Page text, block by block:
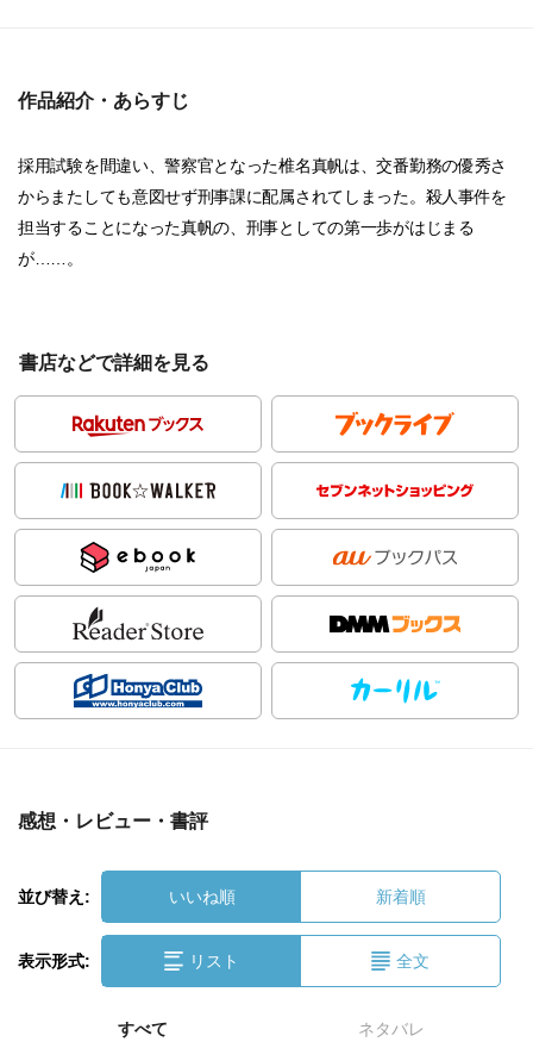
作品紹介・あらすじ
採用試験を間違い、警察官となった椎名真帆は、交番勤務の優秀さ
からまたしても意図せず刑事課に配属されてしまった。殺人事件を
担当することになった真帆の、刑事としての第一歩がはじまる
が……。
書店などで詳細を見る
感想・レビュー・書評
並び替え: いいね順 新着順
表示形式: リスト 全文
すべて ネタバレ